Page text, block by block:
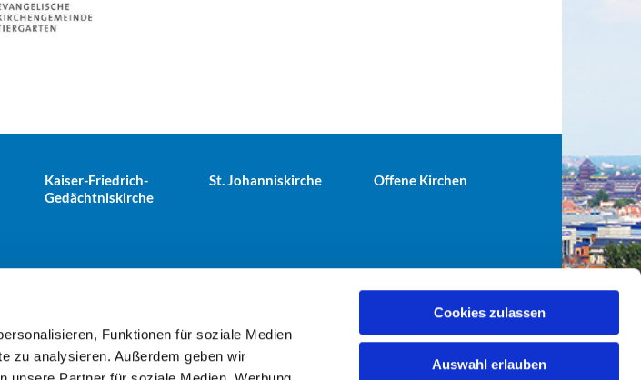
Funktionen für soziale Medien
zu analysieren. Außerdem geben wir
Cookies zulassen
Auswahl erlauben
Kaiser-Friedrich-
Gedächtniskirche
St. Johanniskirche Offene Kirchen
Berlin+49303943498 kuesterei@ev-gemeinde-tiergarten.de